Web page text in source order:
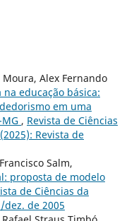
Alex Fernando
educação básica:
em uma
, Revista de Ciências
Revista de
Salm,
proposta de modelo
de Ciências da
de 2005